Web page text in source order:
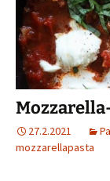
27.2.2021
mozzarellapasta